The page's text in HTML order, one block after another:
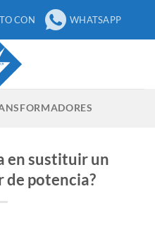
CON WHATSAPP
en sustituir un
potencia?